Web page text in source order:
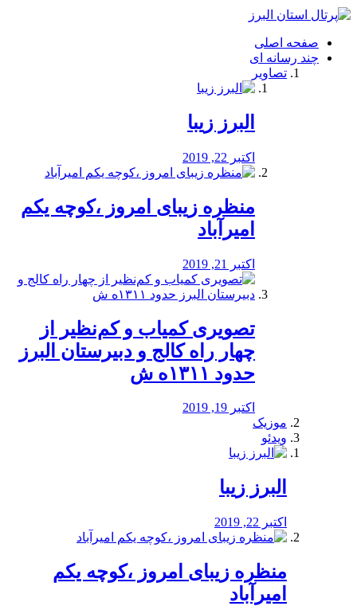
فصد
شرق
تهران
خشکشویی
صفحه اصلی
چند رسانه ای
تصاویر
البرز زیبا
اکتبر 22, 2019
منظره‌‌ زیبای امروز ،کوچه یکم
امیرآباد
اکتبر 21, 2019
️تصویری کمیاب و کم‌نظیر از
چهار راه كالج و دبيرستان البرز
حدود ۱۳۱۱ه ش
اکتبر 19, 2019
موزیک
ویدئو
البرز زیبا
اکتبر 22, 2019
منظره‌‌ زیبای امروز ،کوچه یکم
امیرآباد